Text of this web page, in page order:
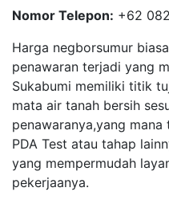
Nomor Telepon: +62
Harga negborsumur
penawaran terjadi yang
Sukabumi memiliki titik
mata air tanah bersih
penawaranya,yang
PDA Test atau tahap
yang mempermudah
pekerjaanya.